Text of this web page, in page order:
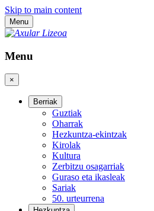
Skip to main content
Menu
Menu
×
Berriak
Guztiak
Oharrak
Hezkuntza-ekintzak
Kirolak
Kultura
Zerbitzu osagarriak
Guraso eta ikasleak
Sariak
50. urteurrena